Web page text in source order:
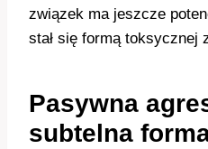
związek ma jeszcze
stał się formą toksycznej
Pasywna
subtelna